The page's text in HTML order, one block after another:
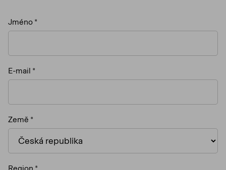
Jméno
E-mail
Země